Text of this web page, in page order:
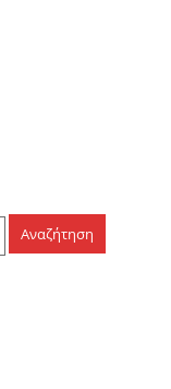
Αναζήτηση